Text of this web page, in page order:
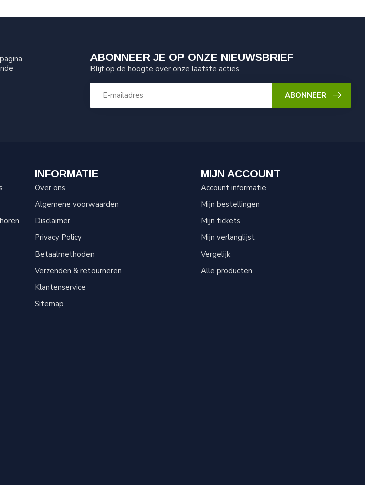
ABONNEER JE OP ONZE NIEUWSBRIEF
Blijf op de hoogte over onze laatste acties
ABONNEER
INFORMATIE
Over ons
Algemene voorwaarden
Disclaimer
Privacy Policy
Betaalmethoden
Verzenden & retourneren
Klantenservice
Sitemap
MIJN ACCOUNT
Account informatie
Mijn bestellingen
Mijn tickets
Mijn verlanglijst
Vergelijk
Alle producten